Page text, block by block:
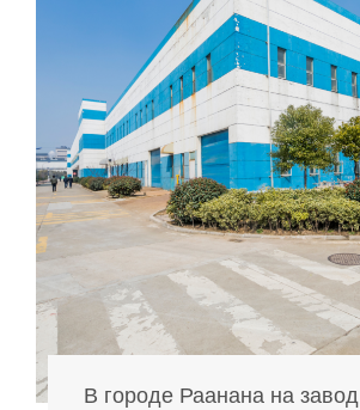
В городе Раанана на завод